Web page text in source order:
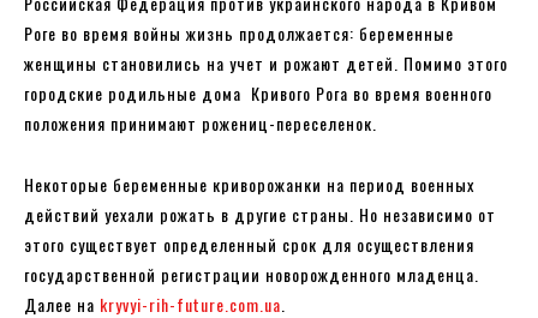
Роге во время войны жизнь продолжается: беременные
женщины становились на учет и рожают детей. Помимо этого
городские родильные дома Кривого Рога во время военного
положения принимают рожениц-переселенок.
Некоторые беременные криворожанки на период военных
действий уехали рожать в другие страны. Но независимо от
этого существует определенный срок для осуществления
государственной регистрации новорожденного младенца.
Далее на kryvyi-rih-future.com.ua